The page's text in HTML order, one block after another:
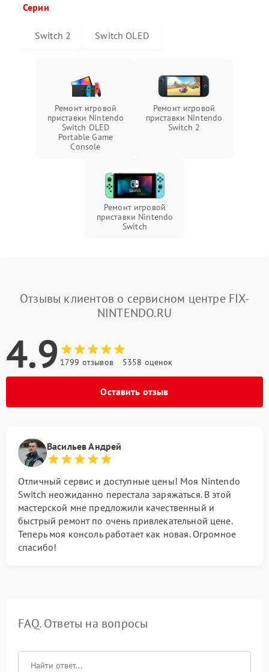
Серии
Switch 2 Switch OLED
Ремонт игровой
приставки Nintendo
Switch OLED
Portable Game
Console
Ремонт игровой
приставки Nintendo
Switch 2
Ремонт игровой
приставки Nintendo
Switch
Отзывы клиентов о сервисном центре FIX-
NINTENDO.RU
4.9 1799 отзывов 5358 оценок
Оставить отзыв
Васильев Андрей
Отличный сервис и доступные цены! Моя Nintendo
Switch неожиданно перестала заряжаться. В этой
мастерской мне предложили качественный и
быстрый ремонт по очень привлекательной цене.
Теперь моя консоль работает как новая. Огромное
спасибо!
FAQ. Ответы на вопросы